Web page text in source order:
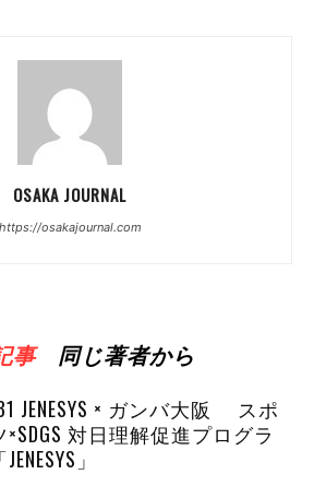
OSAKA JOURNAL
https://osakajournal.com
事 同じ著者から
JENESYS × ガンバ大阪 スポ
×SDGS 対日理解促進プログラ
」